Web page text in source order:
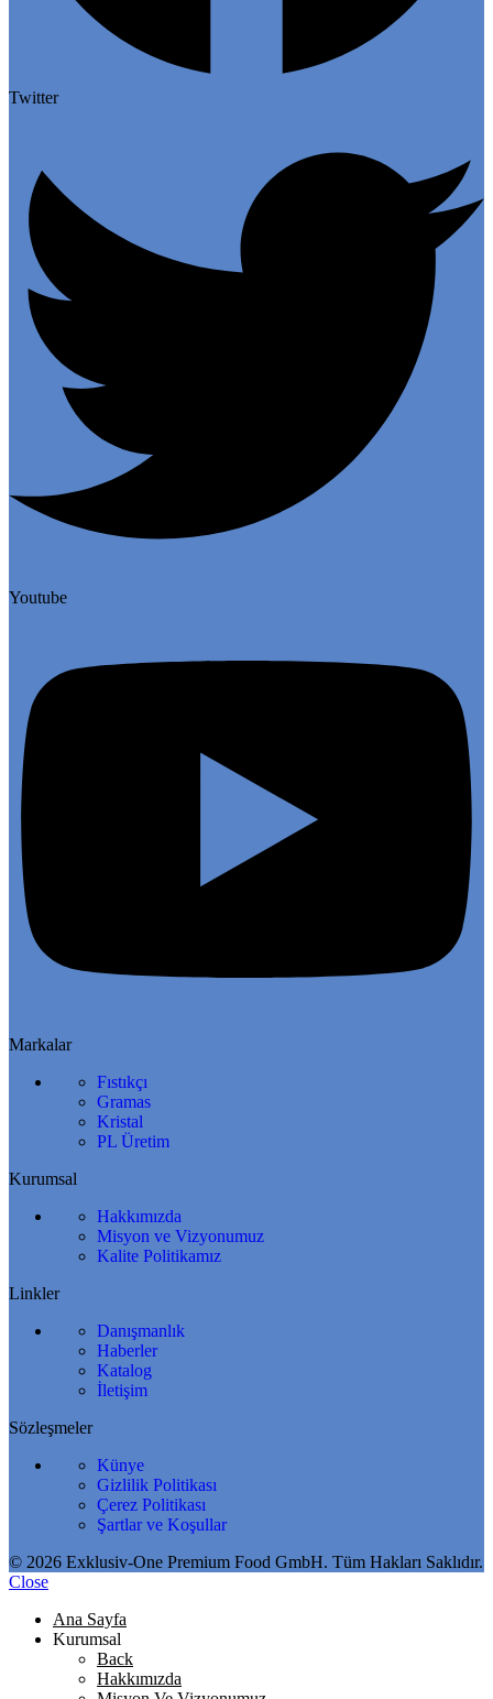
Twitter
Youtube
Markalar
Fıstıkçı
Gramas
Kristal
PL Üretim
Kurumsal
Hakkımızda
Misyon ve Vizyonumuz
Kalite Politikamız
Linkler
Danışmanlık
Haberler
Katalog
İletişim
Sözleşmeler
Künye
Gizlilik Politikası
Çerez Politikası
Şartlar ve Koşullar
© 2026 Exklusiv-One Premium Food GmbH. Tüm Hakları Saklıdır.
Close
Ana Sayfa
Kurumsal
Back
Hakkımızda